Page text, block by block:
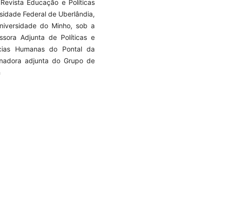
Educação e Políticas
Federal de Uberlândia,
do Minho, sob a
Adjunta de Políticas e
Humanas do Pontal da
adjunta do Grupo de